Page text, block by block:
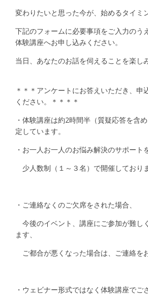
変わりたいと思った今が、始めるタイミ
下記のフォームに必要事項をご入力のうえ
体験講座へお申し込みください。
当日、あなたのお話を伺えることを楽し
＊＊＊アンケートにお答えいただき、申
ください。＊＊＊＊
・体験講座は約2時間半（質疑応答を含
定しています。
・お一人お一人のお悩み解決のサポート
少人数制（１～３名）で開催しておりま
・ご連絡なくのご欠席をされた場合、
今後のイベント、講座にご参加が難し
ます、
ご都合が悪くなった場合は、ご連絡を
・ウェビナー形式ではなく体験講座でご